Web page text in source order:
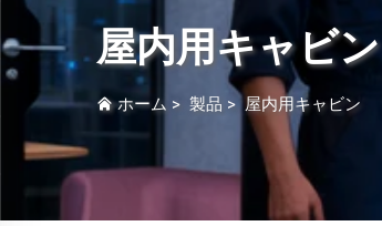
屋内用キャビン
ホーム > 製品 > 屋内用キャビン